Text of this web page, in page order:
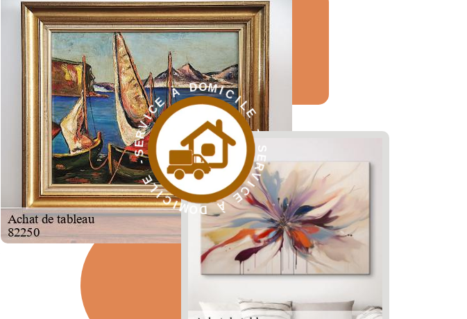
S
E
R
V
I
C
E
À
D
OMICI LE -
SE
R
V
I
C
E
À
D
O
M
I
C
I
L
E
-